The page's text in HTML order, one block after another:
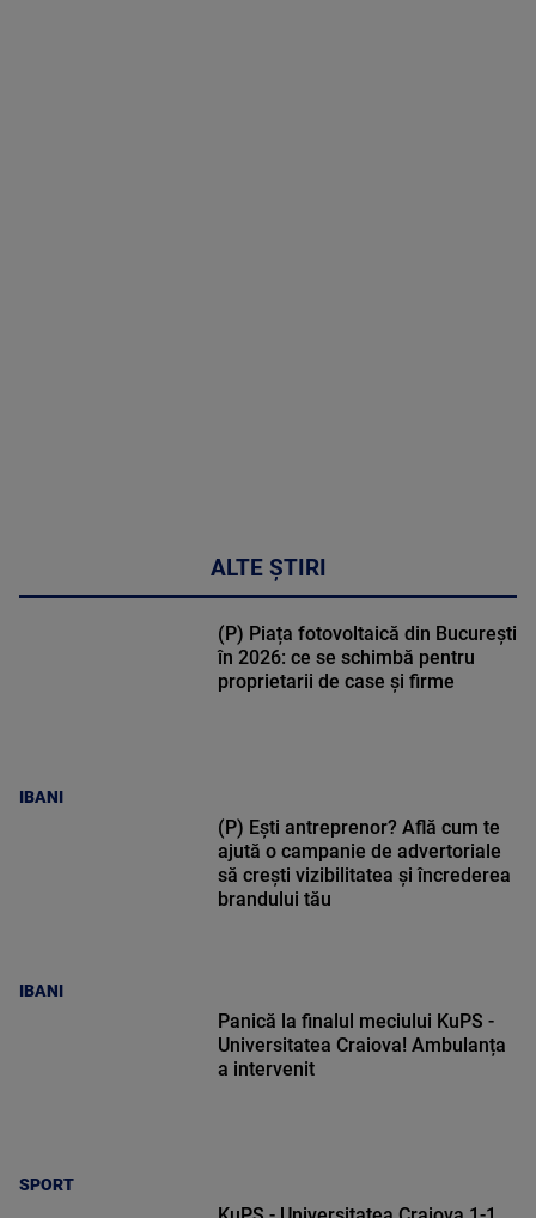
ALTE ȘTIRI
IBANI
(P) Piața fotovoltaică din București
în 2026: ce se schimbă pentru
proprietarii de case și firme
IBANI
(P) Ești antreprenor? Află cum te
ajută o campanie de advertoriale
să crești vizibilitatea și încrederea
brandului tău
SPORT
Panică la finalul meciului KuPS -
Universitatea Craiova! Ambulanța
a intervenit